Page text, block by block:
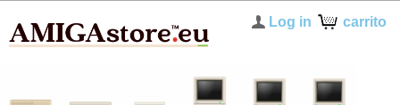
carrito
Log in